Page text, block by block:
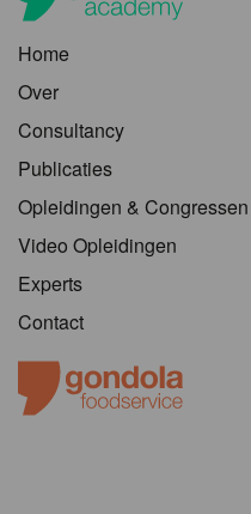
Home
Over
Consultancy
Publicaties
Opleidingen & Congressen
Video Opleidingen
Experts
Contact